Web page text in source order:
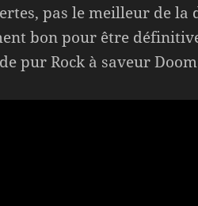
pas le meilleur de la
bon pour être
pur Rock à saveur